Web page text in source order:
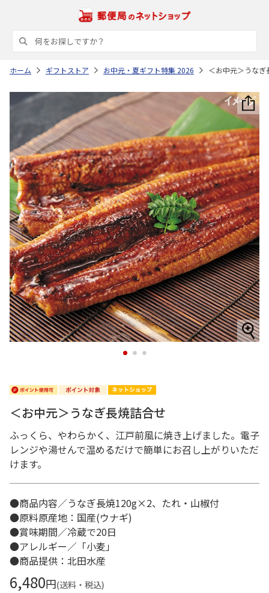
ホーム ギフトストア お中元・夏ギフト特集 2026 ＜お中元＞うなぎ
1 2 3
＜お中元＞うなぎ長焼詰合せ
ふっくら、やわらかく、江戸前風に焼き上げました。電子
レンジや湯せんで温めるだけで簡単にお召し上がりいただ
けます。
●商品内容／うなぎ長焼120g×2、たれ・山椒付
●原料原産地：国産(ウナギ)
●賞味期間／冷蔵で20日
●アレルギー／「小麦」
●商品提供：北田水産
6,480円(送料・税込)